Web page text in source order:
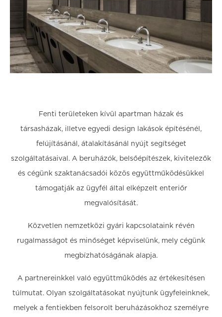
Fenti területeken kívül apartman házak és
társasházak, illetve egyedi design lakások építésénél,
felújításánál, átalakításánál nyújt segítséget
szolgáltatásaival. A beruházók, belsőépítészek, kivitelezők
és cégünk szaktanácsadói közös együttműködésükkel
támogatják az ügyfél által elképzelt enteriőr
megvalósítását.
Közvetlen nemzetközi gyári kapcsolataink révén
rugalmasságot és minőséget képviselünk, mely cégünk
megbízhatóságának alapja.
A partnereinkkel való együttműködés az értékesítésen
túlmutat. Olyan szolgáltatásokat nyújtunk ügyfeleinknek,
melyek a fentiekben felsorolt beruházásokhoz személyre